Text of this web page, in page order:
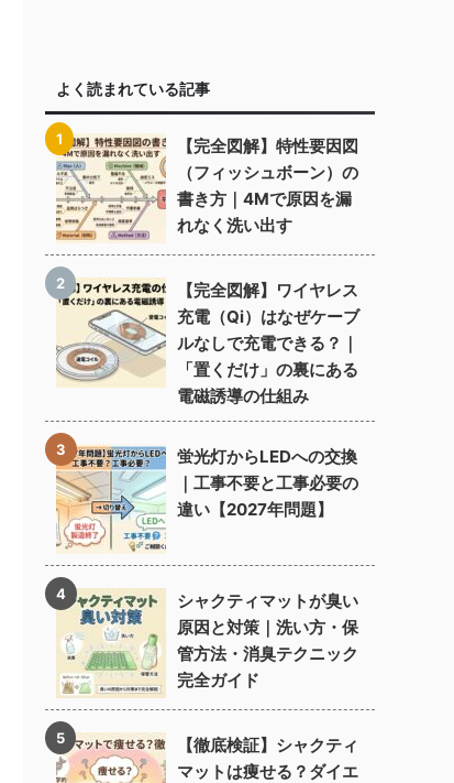
よく読まれている記事
【完全図解】特性要因図
（フィッシュボーン）の
書き方｜4Mで原因を漏
れなく洗い出す
【完全図解】ワイヤレス
充電（Qi）はなぜケーブ
ルなしで充電できる？｜
「置くだけ」の裏にある
電磁誘導の仕組み
蛍光灯からLEDへの交換
｜工事不要と工事必要の
違い【2027年問題】
シャクティマットが臭い
原因と対策｜洗い方・保
管方法・消臭テクニック
完全ガイド
【徹底検証】シャクティ
マットは痩せる？ダイエ